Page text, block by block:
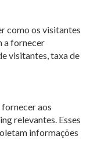
como os visitantes
a fornecer
visitantes, taxa de
aos
relevantes. Esses
informações